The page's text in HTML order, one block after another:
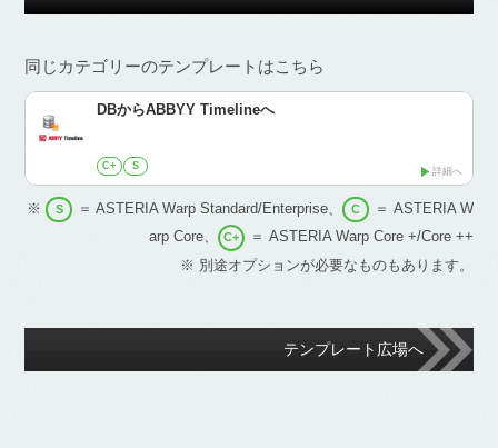
同じカテゴリーのテンプレートはこちら
DBからABBYY Timelineへ
C+ S 詳細へ
※ S ＝ ASTERIA Warp Standard/Enterprise、 C
＝ ASTERIA W
arp Core、
C+
＝ ASTERIA Warp Core +/Core ++
※ 別途オプションが必要なものもあります。
テンプレート広場へ